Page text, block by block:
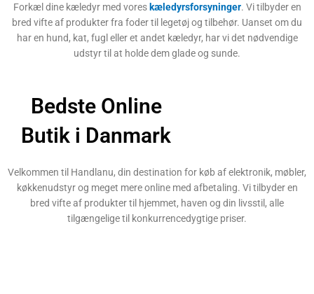
Forkæl dine kæledyr med vores kæledyrsforsyninger. Vi tilbyder en
bred vifte af produkter fra foder til legetøj og tilbehør. Uanset om du
har en hund, kat, fugl eller et andet kæledyr, har vi det nødvendige
udstyr til at holde dem glade og sunde.
Bedste Online
Butik i Danmark
Velkommen til Handlanu, din destination for køb af elektronik, møbler,
køkkenudstyr og meget mere online med afbetaling. Vi tilbyder en
bred vifte af produkter til hjemmet, haven og din livsstil, alle
tilgængelige til konkurrencedygtige priser.